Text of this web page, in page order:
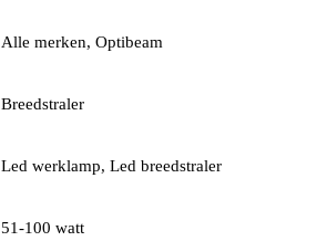
Alle merken, Optibeam
Breedstraler
Led werklamp, Led breedstraler
51-100 watt